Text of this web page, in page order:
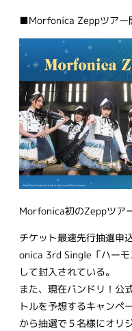
■Morfonica Zeppツアー
Morfonica初のZeppツア
チケット最速先行抽選
onica 3rd Single「ハーモ
して封入されている。
また、現在バンドリ！公
トルを予想するキャンペ
から抽選で５名様にオリ